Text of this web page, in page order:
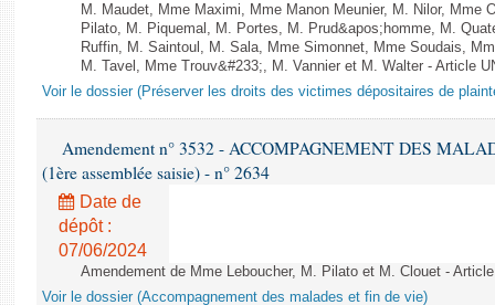
M. Maudet, Mme Maximi, Mme Manon Meunier, M. Nilor, Mme
Pilato, M. Piquemal, M. Portes, M. Prud&apos;homme, M.
Ruffin, M. Saintoul, M. Sala, Mme Simonnet, Mme Soudais,
M. Tavel, Mme Trouv&#233;, M. Vannier et M. Walter - Article
Voir le dossier (Préserver les droits des victimes dépositaires de
Amendement n° 3532 - ACCOMPAGNEMENT DES
(1ère assemblée saisie) - n° 2634
Date de
dépôt :
07/06/2024
Amendement de Mme Leboucher, M. Pilato et M. Clouet -
Voir le dossier (Accompagnement des malades et fin de vie)